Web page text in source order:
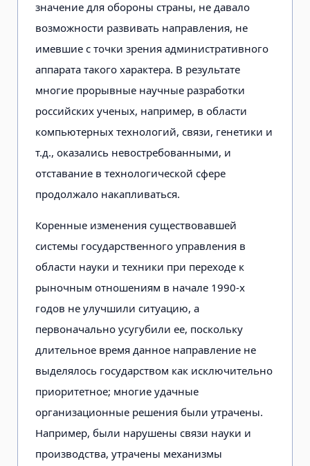
значение для обороны страны, не давало
возможности развивать направления, не
имевшие с точки зрения административного
аппарата такого характера. В результате
многие прорывные научные разработки
российских ученых, например, в области
компьютерных технологий, связи, генетики и
т.д., оказались невостребованными, и
отставание в технологической сфере
продолжало накапливаться.
Коренные изменения существовавшей
системы государственного управления в
области науки и техники при переходе к
рыночным отношениям в начале 1990-х
годов не улучшили ситуацию, а
первоначально усугубили ее, поскольку
длительное время данное направление не
выделялось государством как исключительно
приоритетное; многие удачные
организационные решения были утрачены.
Например, были нарушены связи науки и
производства, утрачены механизмы